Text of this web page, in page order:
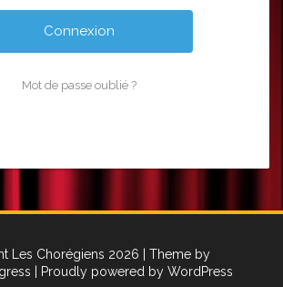
Mot de passe oublié ?
Les Chorégiens 2026
| Theme by
| Proudly powered by WordPress